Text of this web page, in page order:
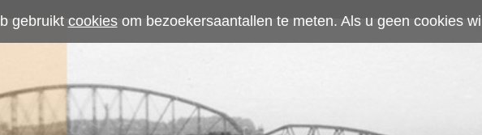
om bezoekersaantallen te meten. Als u geen cookies wilt toestaan kunt u hier klikken Accepteer cookies